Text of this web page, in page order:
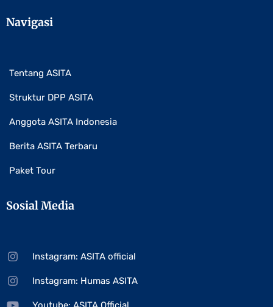
Navigasi
Tentang ASITA
Struktur DPP ASITA
Anggota ASITA Indonesia
Berita ASITA Terbaru
Paket Tour
Sosial Media
Instagram: ASITA official
Instagram: Humas ASITA